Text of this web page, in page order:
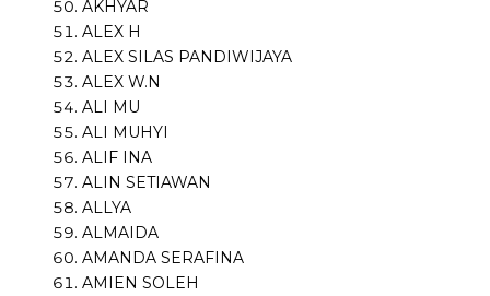
AKHYAR
ALEX H
ALEX SILAS PANDIWIJAYA
ALEX W.N
ALI MU
ALI MUHYI
ALIF INA
ALIN SETIAWAN
ALLYA
ALMAIDA
AMANDA SERAFINA
AMIEN SOLEH